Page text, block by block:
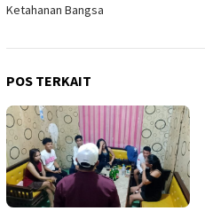
Ketahanan Bangsa
POS TERKAIT